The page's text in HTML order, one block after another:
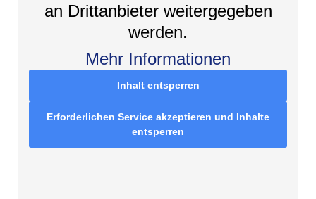
an Drittanbieter weitergegeben
werden.
Mehr Informationen
Inhalt entsperren
Erforderlichen Service akzeptieren und Inhalte
entsperren